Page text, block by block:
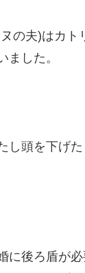
の夫)はカ
ました。
し頭を下げ
に後ろ盾が